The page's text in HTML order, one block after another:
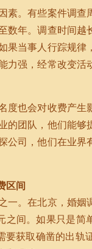
素。有些案件调
数年。调查时间
果当事人行踪规
力强，经常改变
度也会对收费产
的团队，他们能
公司，他们在业
区间
一。在北京，婚
之间。如果只是
获取确凿的出轨